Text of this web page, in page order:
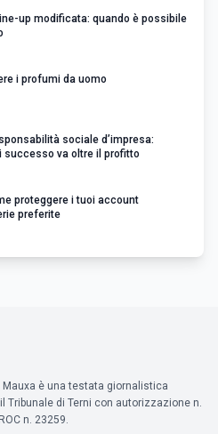
up modificata: quando è possibile
i profumi da uomo
sociale d’impresa:
successo va oltre il profitto
proteggere i tuoi account
preferite
è una testata giornalistica
Tribunale di Terni con autorizzazione n.
n. 23259.